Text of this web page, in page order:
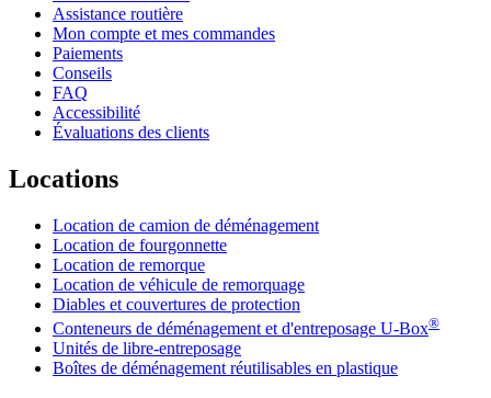
Assistance routière
Mon compte et mes commandes
Paiements
Conseils
FAQ
Accessibilité
Évaluations des clients
Locations
Location de camion de déménagement
Location de fourgonnette
Location de remorque
Location de véhicule de remorquage
Diables et couvertures de protection
Conteneurs de déménagement et d'entreposage U-Box®
Unités de libre-entreposage
Boîtes de déménagement réutilisables en plastique